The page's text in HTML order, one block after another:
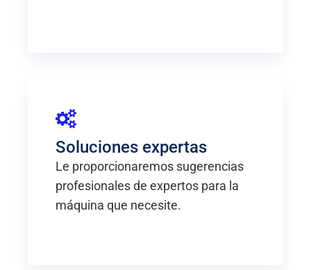
Soluciones expertas
Le proporcionaremos sugerencias
profesionales de expertos para la
máquina que necesite.